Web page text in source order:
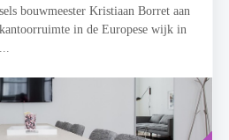
bouwmeester Kristiaan Borret aan
in de Europese wijk in